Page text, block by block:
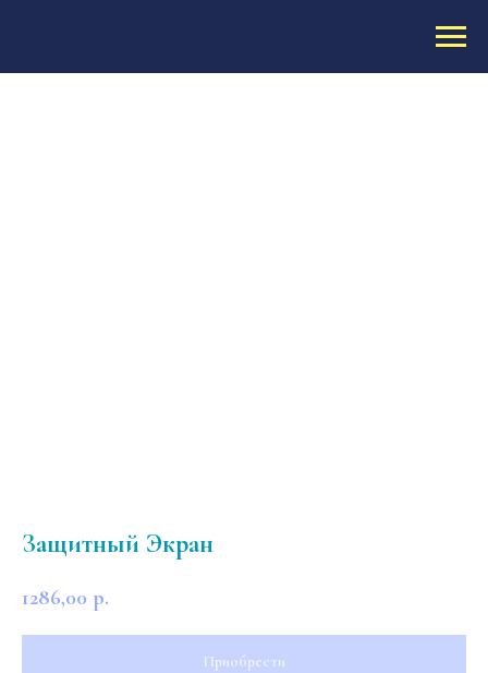
Защитный Экран
1286,00 р.
Приобрести